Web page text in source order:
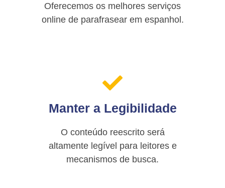
Oferecemos os melhores serviços
online de parafrasear em espanhol.
Manter a Legibilidade
O conteúdo reescrito será
altamente legível para leitores e
mecanismos de busca.